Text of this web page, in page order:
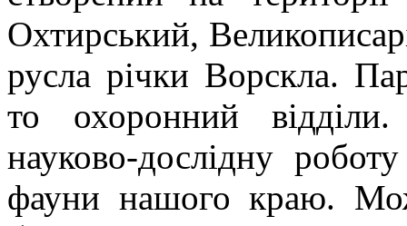
Охтирський,
русла річки Ворскла.
то охоронний
науково-дослідну
фауни нашого краю.